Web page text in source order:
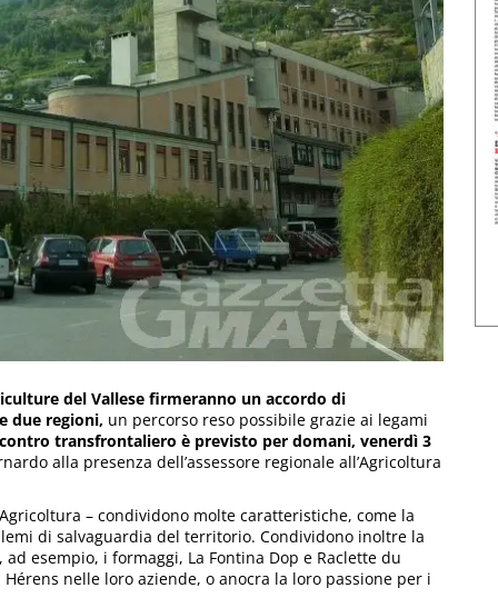
del Vallese firmeranno un accordo di
due regioni, un percorso reso possibile grazie ai legami
transfrontaliero è previsto per domani, venerdì 3
alla presenza dell’assessore regionale all’Agricoltura
– condividono molte caratteristiche, come la
di salvaguardia del territorio. Condividono inoltre la
esempio, i formaggi, La Fontina Dop e Raclette du
nelle loro aziende, o anocra la loro passione per i